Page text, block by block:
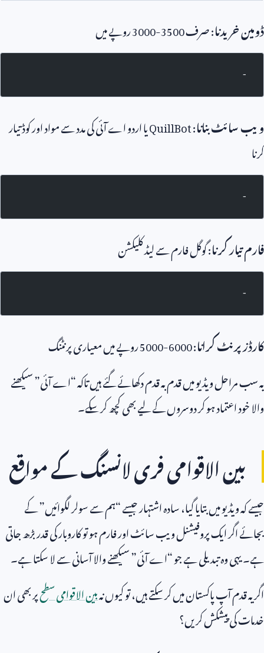
ڈومین خریدنا: صرف3000-3500روپے میں
-
ویب سائٹ بنانا:
QuillBotیا اردو اے آئی کی مدد سے مواد اور کوڈ تیار
کرنا
-
فارم تیار کرنا: گوگل فارم سے لیڈ کلیکشن
-
کارڈز پرنٹ کرانا:
5000-6000روپے میں معیاری پرنٹنگ
یہ سب مراحل ویڈیو میں قدم بہ قدم دکھائے گئے ہیں تاکہ “اے آئی” سیکھنے
والا خود اعتماد ہو کر دوسروں کے لیے بھی کچھ کر سکے۔
بین الاقوامی فری لانسنگ کے مواقع
جیسے کہ ویڈیو میں بتایا گیا، سادہ اشتہار جیسے “ہم سے سولر لگوائیں” کے
بجائے اگر ایک پروفیشنل ویب سائٹ اور فارم ہو تو کاروبار کی قدر بڑھ جاتی
ہے۔ یہی وہ تبدیلی ہے جو “اے آئی” سیکھنے والا آسانی سے لا سکتا ہے۔
اگر یہ قدم آپ پاکستان میں کر سکتے ہیں، تو کیوں نہبین الاقوامی سطحپر بھی ان
خدمات کی پیشکش کریں؟